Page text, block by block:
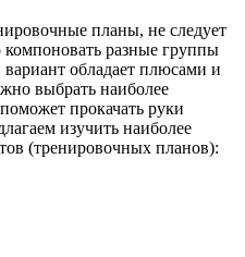
планы, не следует
разные группы
обладает плюсами и
выбрать наиболее
прокачать руки
изучить наиболее
(тренировочных планов):